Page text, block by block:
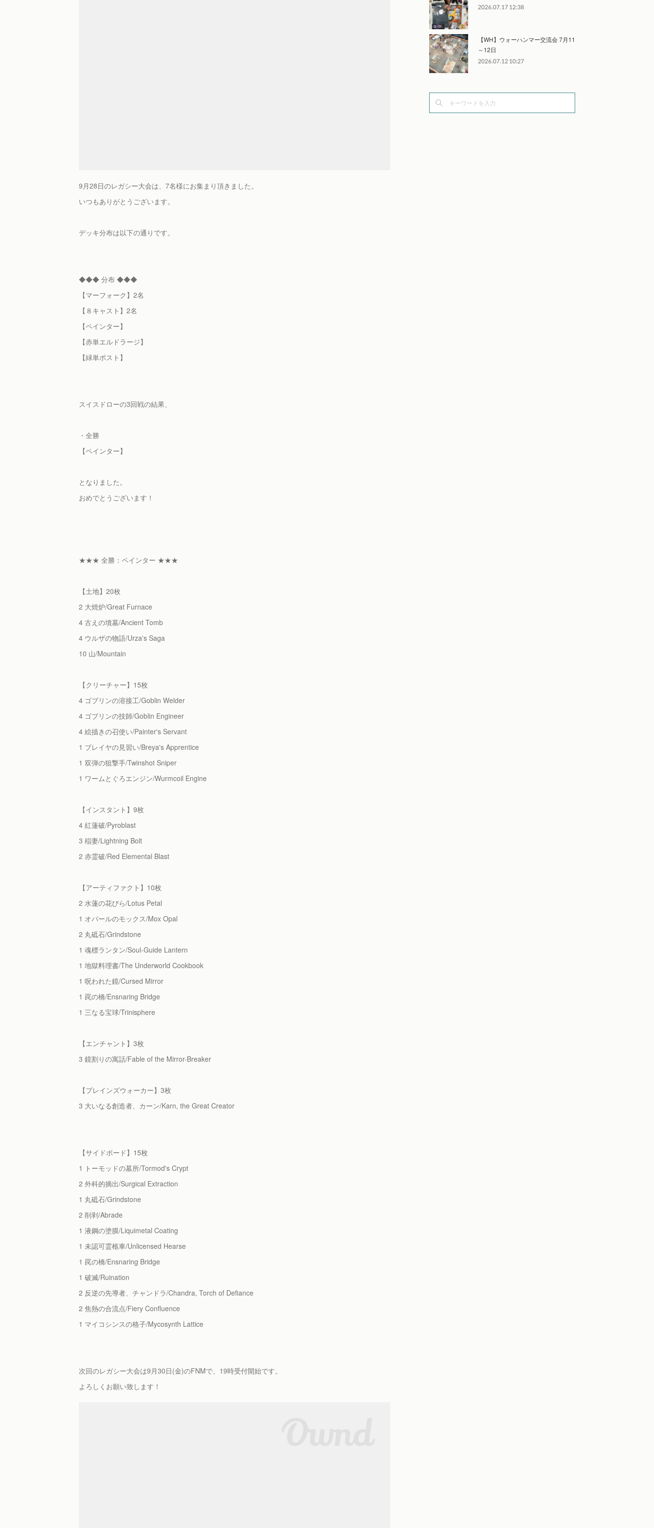
9月28日のレガシー大会は、7名様にお集まり頂きました。
いつもありがとうございます。
デッキ分布は以下の通りです。
◆◆◆ 分布 ◆◆◆
【マーフォーク】2名
【８キャスト】2名
【ペインター】
【赤単エルドラージ】
【緑単ポスト】
スイスドローの3回戦の結果、
・全勝
【ペインター】
となりました。
おめでとうございます！
★★★ 全勝：ペインター ★★★
【土地】20枚
2 大焼炉/Great Furnace
4 古えの墳墓/Ancient Tomb
4 ウルザの物語/Urza's Saga
10 山/Mountain
【クリーチャー】15枚
4 ゴブリンの溶接工/Goblin Welder
4 ゴブリンの技師/Goblin Engineer
4 絵描きの召使い/Painter's Servant
1 ブレイヤの見習い/Breya's Apprentice
1 双弾の狙撃手/Twinshot Sniper
1 ワームとぐろエンジン/Wurmcoil Engine
【インスタント】9枚
4 紅蓮破/Pyroblast
3 稲妻/Lightning Bolt
2 赤霊破/Red Elemental Blast
【アーティファクト】10枚
2 水蓮の花びら/Lotus Petal
1 オパールのモックス/Mox Opal
2 丸砥石/Grindstone
1 魂標ランタン/Soul-Guide Lantern
1 地獄料理書/The Underworld Cookbook
1 呪われた鏡/Cursed Mirror
1 罠の橋/Ensnaring Bridge
1 三なる宝球/Trinisphere
【エンチャント】3枚
3 鏡割りの寓話/Fable of the Mirror-Breaker
【プレインズウォーカー】3枚
3 大いなる創造者、カーン/Karn, the Great Creator
【サイドボード】15枚
1 トーモッドの墓所/Tormod's Crypt
2 外科的摘出/Surgical Extraction
1 丸砥石/Grindstone
2 削剥/Abrade
1 液鋼の塗膜/Liquimetal Coating
1 未認可霊柩車/Unlicensed Hearse
1 罠の橋/Ensnaring Bridge
1 破滅/Ruination
2 反逆の先導者、チャンドラ/Chandra, Torch of Defiance
2 焦熱の合流点/Fiery Confluence
1 マイコシンスの格子/Mycosynth Lattice
次回のレガシー大会は9月30日(金)のFNMで、19時受付開始です。
よろしくお願い致します！
2026.07.17 12:38
【WH】ウォーハンマー交流会 7月11
～12日
2026.07.12 10:27